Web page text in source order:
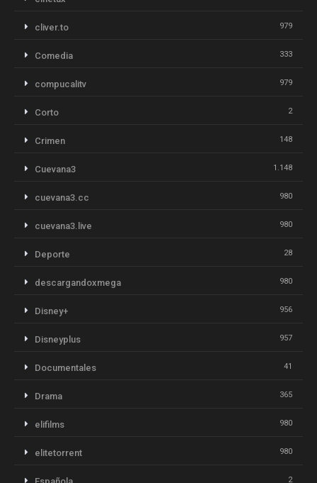
cliver.to 979
Comedia 333
compucalitv 979
Corto 2
Crimen 148
Cuevana3 1.148
cuevana3.cc 980
cuevana3.live 980
Deporte 28
descargandoxmega 980
Disney+ 956
Disneyplus 957
Documentales 41
Drama 365
elifilms 980
elitetorrent 980
2